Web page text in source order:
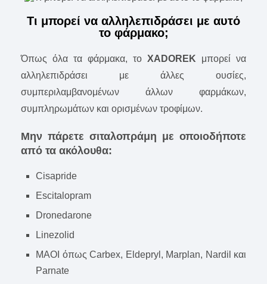
Τι μπορεί να αλληλεπιδράσει με αυτό
το φάρμακο;
Όπως όλα τα φάρμακα, το XADOREK μπορεί να
αλληλεπιδράσει με άλλες ουσίες,
συμπεριλαμβανομένων άλλων φαρμάκων,
συμπληρωμάτων και ορισμένων τροφίμων.
Μην πάρετε σιταλοπράμη με οποιοδήποτε
από τα ακόλουθα:
Cisapride
Escitalopram
Dronedarone
Linezolid
ΜΑΟΙ όπως Carbex, Eldepryl, Marplan, Nardil και
Parnate